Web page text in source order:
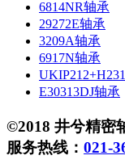
6814NR轴承
29272E轴承
3209A轴承
6917N轴承
E30313DJ轴承
©2018 井兮精密
服务热线： 021-